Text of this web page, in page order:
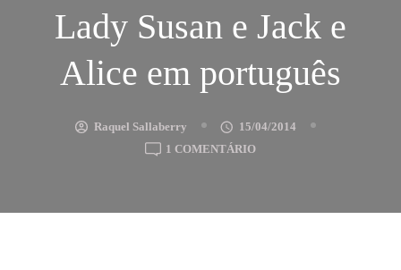
Lady Susan e Jack e
Alice em português
Raquel Sallaberry
15/04/2014
1 COMENTÁRIOEM
E